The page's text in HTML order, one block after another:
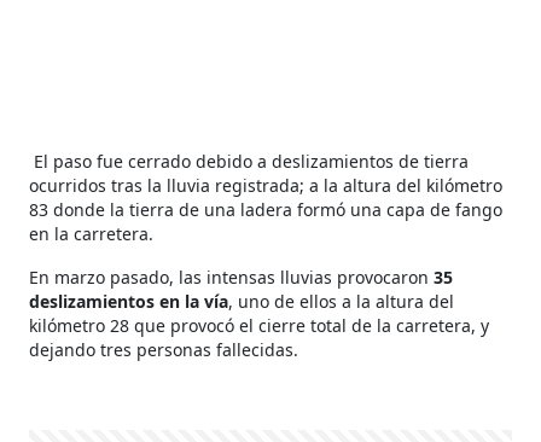
El paso fue cerrado debido a deslizamientos de tierra
ocurridos tras la lluvia registrada; a la altura del kilómetro
83 donde la tierra de una ladera formó una capa de fango
en la carretera.
En marzo pasado, las intensas lluvias provocaron35
deslizamientos en la vía, uno de ellos a la altura del
kilómetro 28 que provocó el cierre total de la carretera, y
dejando tres personas fallecidas.